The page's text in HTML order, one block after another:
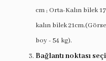
cm ; Orta-Kalın bilek
kalın bilek
boy - 54 kg).
Bağlantı noktası